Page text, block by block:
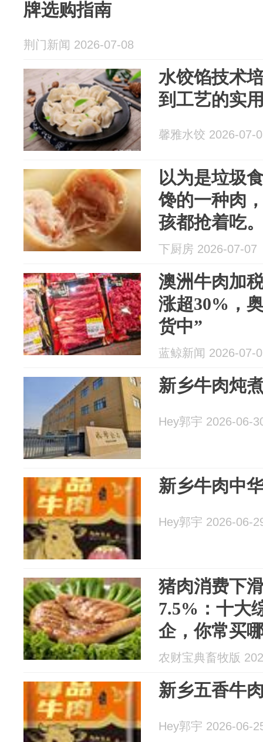
牌选购指南
荆门新闻 2026-07-08
水饺馅技术
到工艺的实
馨雅水饺 2026-07-
以为是垃圾
馋的一种肉
孩都抢着吃
下厨房 2026-07-07
澳洲牛肉加
涨超30%，
货中”
蓝鲸新闻 2026-07-
新乡牛肉炖
Hey郭宇 2026-06-
新乡牛肉中
Hey郭宇 2026-06-
猪肉消费下
7.5%：十大
企，你常买
农财宝典畜牧版
新乡五香牛
Hey郭宇 2026-06-